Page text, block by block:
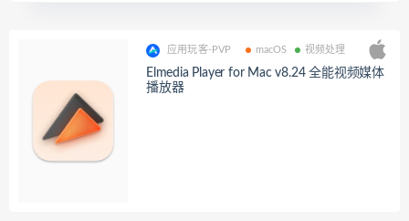
应用玩客-PVP macOS 视频处理
Elmedia Player for Mac v8.24 全能视频媒体
播放器